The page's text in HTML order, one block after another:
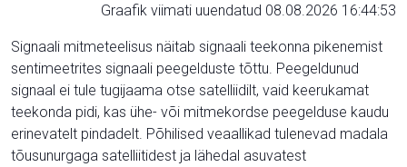
Graafik viimati uuendatud 08.08.2026 16:44:53
Signaali mitmeteelisus näitab signaali teekonna pikenemist
sentimeetrites signaali peegelduste tõttu. Peegeldunud
signaal ei tule tugijaama otse satelliidilt, vaid keerukamat
teekonda pidi, kas ühe- või mitmekordse peegelduse kaudu
erinevatelt pindadelt. Põhilised veaallikad tulenevad madala
tõusunurgaga satelliitidest ja lähedal asuvatest